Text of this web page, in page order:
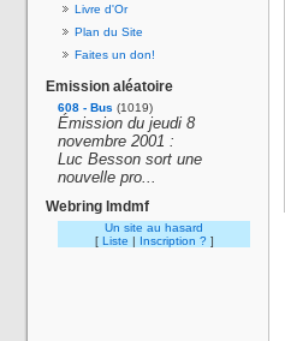
Livre d'Or
Plan du Site
Faites un don!
Emission aléatoire
608 - Bus (1019)
Émission du jeudi 8
novembre 2001 :
Luc Besson sort une
nouvelle pro...
Webring lmdmf
Un site au hasard
[ Liste | Inscription ? ]